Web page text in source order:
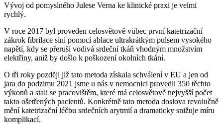
Vývoj od pomyslného Julese Verna ke klinické praxi je velmi
rychlý.
V roce 2017 byl proveden celosvětově vůbec první katetrizační
zákrok fibrilace síní pomocí ablace ultrakrátkým pulsem vysokého
napětí, kdy se přeruší vodivá srdeční tkáň vhodným množstvím
elektřiny, aniž by došlo k poškození okolních tkání.
O tři roky později již tato metoda získala schválení v EU a jen od
jara do podzimu 2021 jsme u nás v nemocnici provedli 350 těchto
výkonů a stali se pracovištěm, které má celosvětově nejvyšší počet
takto ošetřených pacientů. Konkrétně tato metoda doslova revolučně
mění katetrizační léčbu srdečních arytmií a dramaticky snižuje míru
komplikací.